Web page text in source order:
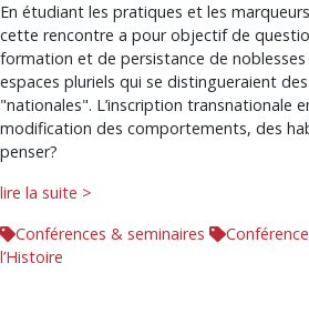
En étudiant les pratiques et les
cette rencontre a pour objectif de
formation et de persistance de noblesses
espaces pluriels qui se distingueraient
"nationales". L’inscription transnationale
modification des comportements, des
penser?
lire la suite >
Conférences & seminaires
l’Histoire